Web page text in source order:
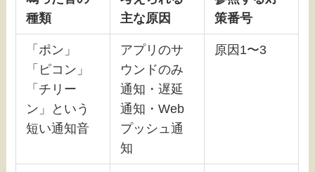
種類
主な原因
策番号
「ポン」
「ピコン」
「チリー
ン」という
短い通知音
アプリのサ
ウンドのみ
通知・遅延
通知・Web
プッシュ通
知
原因1〜3